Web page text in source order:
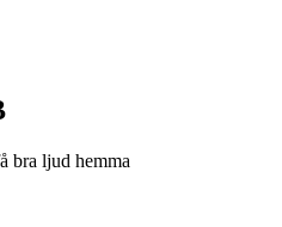
bra ljud hemma